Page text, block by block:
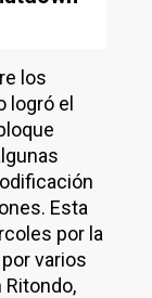
los
logró el
Esta
por la
varios
Ritondo,